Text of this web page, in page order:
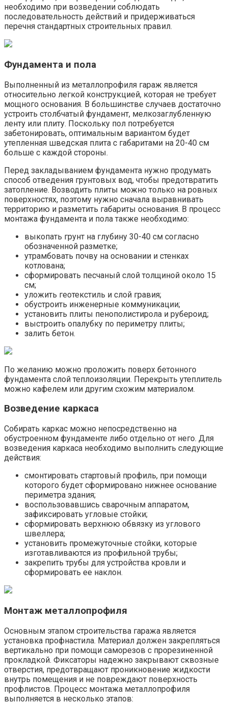
необходимо при возведении соблюдать
последовательность действий и придерживаться
перечня стандартных строительных правил.
Фундамента и пола
Выполненный из металлопрофиля гараж является
относительно легкой конструкцией, которая не требует
мощного основания. В большинстве случаев достаточно
устроить столбчатый фундамент, мелкозаглубленную
ленту или плиту. Поскольку пол потребуется
забетонировать, оптимальным вариантом будет
утепленная шведская плита с габаритами на 20-40 см
больше с каждой стороны.
Перед закладыванием фундамента нужно продумать
способ отведения грунтовых вод, чтобы предотвратить
затопление. Возводить плиты можно только на ровных
поверхностях, поэтому нужно сначала выравнивать
территорию и разметить габариты основания. В процесс
монтажа фундамента и пола также необходимо:
выкопать грунт на глубину 30-40 см согласно
обозначенной разметке;
утрамбовать почву на основании и стенках
котлована;
сформировать песчаный слой толщиной около 15
см;
уложить геотекстиль и слой гравия;
обустроить инженерные коммуникации;
установить плиты пенополистирола и рубероид;
выстроить опалубку по периметру плиты;
залить бетон.
По желанию можно проложить поверх бетонного
фундамента слой теплоизоляции. Перекрыть утеплитель
можно кафелем или другим схожим материалом.
Возведение каркаса
Собирать каркас можно непосредственно на
обустроенном фундаменте либо отдельно от него. Для
возведения каркаса необходимо выполнить следующие
действия:
смонтировать стартовый профиль, при помощи
которого будет сформировано нижнее основание
периметра здания;
воспользовавшись сварочным аппаратом,
зафиксировать угловые стойки;
сформировать верхнюю обвязку из углового
швеллера;
установить промежуточные стойки, которые
изготавливаются из профильной трубы;
закрепить трубы для устройства кровли и
сформировать ее наклон.
Монтаж металлопрофиля
Основным этапом строительства гаража является
установка профнастила. Материал должен закрепляться
вертикально при помощи саморезов с прорезиненной
прокладкой. Фиксаторы надежно закрывают сквозные
отверстия, предотвращают проникновение жидкости
внутрь помещения и не повреждают поверхность
профлистов. Процесс монтажа металлопрофиля
выполняется в несколько этапов: